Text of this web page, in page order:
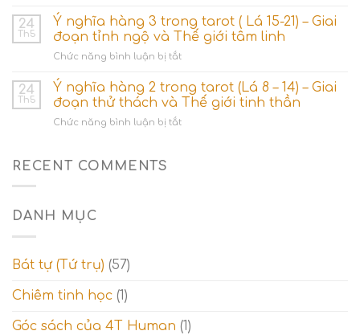
các
dòng
năng
Arcana
nghĩa
7
cột
trong
ẩn
chính
24
Th5
Ý nghĩa hàng 3 trong tarot ( Lá 15-21) – Giai
đoạn tỉnh ngộ và Thế giới tâm linh
Chức năng bình luận bị tắtở
nghĩa
hàng
3
trong
linh
24
Th5
Ý nghĩa hàng 2 trong tarot (Lá 8 – 14) – Giai
đoạn thử thách và Thế giới tinh thần
Chức năng bình luận bị tắtở
thách
RECENT COMMENTS
DANH MỤC
Bát tự (Tứ trụ) (57)
Chiêm tinh học (1)
Góc sách của 4T Human (1)